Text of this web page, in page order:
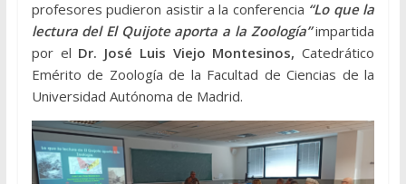
profesores pudieron asistir a la conferencia “Lo que la
lectura del El Quijote aporta a la Zoología”impartida
por el Dr. José Luis Viejo Montesinos,Catedrático
Emérito de Zoología de la Facultad de Ciencias de la
Universidad Autónoma de Madrid.